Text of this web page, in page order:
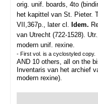
orig. unif. boards, 4to
het kapittel van St. Pieter.
VII,367p., later cl. Idem.
van Utrecht (722-1528).
modern unif. rexine.
- First vol. is a cyclostyled copy.
AND 10 others, all on the
Inventaris van het archief
modern rexine).